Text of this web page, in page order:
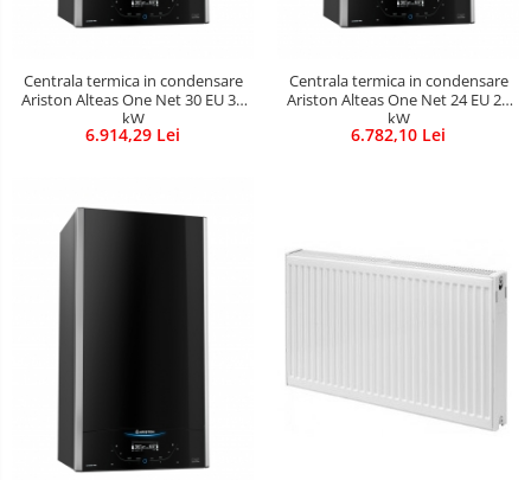
Centrala termica in condensare
Ariston Alteas One Net 30 EU 30
kW
6.914,29 Lei
Centrala termica in condensare
Ariston Alteas One Net 24 EU 24
kW
6.782,10 Lei